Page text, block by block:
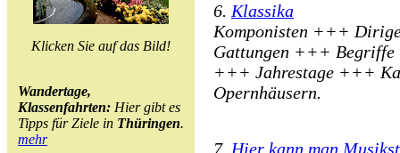
Klicken Sie auf das Bild!
Wandertage,
Klassenfahrten: Hier gibt es
Tipps für Ziele in Thüringen.
mehr
6. Klassika
Komponisten +++
Gattungen +++
+++ Jahrestage +++
Opernhäusern.
7. Hier kann man